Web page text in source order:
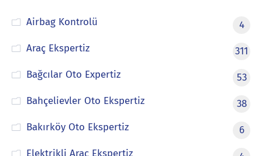
Airbag Kontrolü
4
Araç Ekspertiz
311
Bağcılar Oto Expertiz
53
Bahçelievler Oto Ekspertiz
38
Bakırköy Oto Ekspertiz
6
Elektrikli Araç Ekspertiz